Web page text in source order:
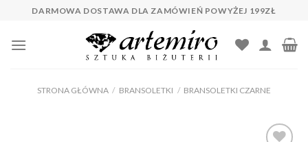
content
DARMOWA DOSTAWA DLA ZAMÓWIEŃ POWYŻEJ 199ZŁ
STRONA GŁÓWNA / BRANSOLETKI / BRANSOLETKI CZARNE